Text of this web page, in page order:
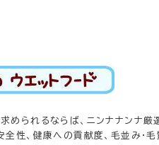
められるならば、ニンナナンナ厳
全性、健康への貢献度、毛並み・